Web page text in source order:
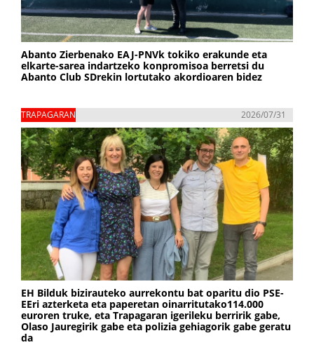
Abanto Zierbenako EAJ-PNVk tokiko erakunde eta
elkarte-sarea indartzeko konpromisoa berretsi du
Abanto Club SDrekin lortutako akordioaren bidez
TRAPAGARAN 2026/07/31
EH Bilduk bizirauteko aurrekontu bat oparitu dio PSE-
EEri azterketa eta paperetan oinarritutako114.000
euroren truke, eta Trapagaran igerileku berririk gabe,
Olaso Jauregirik gabe eta polizia gehiagorik gabe geratu
da